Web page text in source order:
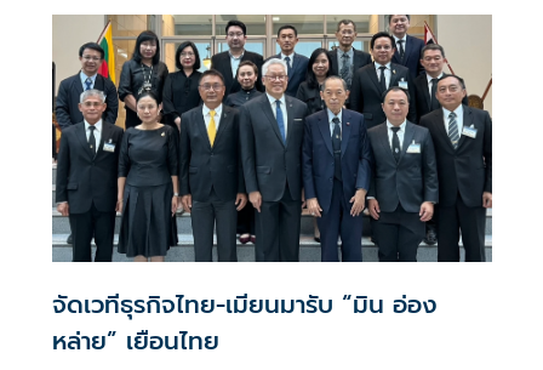
พัฒนาอย่างยั่งยืน แถลงคัดค้านการเยือนไทยอย่างเป็นทางการ
ของพลเอกอาวุโส มิน ออง ไลง์
จัดเวทีธุรกิจไทย-เมียนมารับ “มิน อ่อง
หล่าย” เยือนไทย